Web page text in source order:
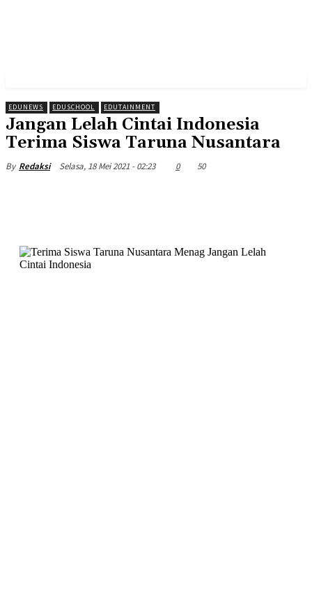
EDUNEWS EDUSCHOOL EDUTAINMENT
Jangan Lelah Cintai Indonesia
Terima Siswa Taruna Nusantara
By Redaksi Selasa, 18 Mei 2021 - 02:23 0 50